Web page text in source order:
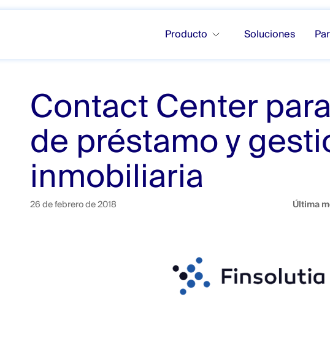
Producto Soluciones
Contact Center
de préstamo y
inmobiliaria
26 de febrero de 2018 Última